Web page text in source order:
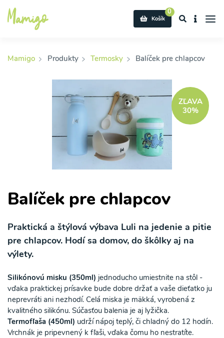
0
Košík
Mamigo Produkty Termosky Balíček pre chlapcov
Balíček pre chlapcov
Praktická a štýlová výbava Luli na jedenie a pitie
pre chlapcov. Hodí sa domov, do škôlky aj na
výlety.
Silikónovú misku (350ml) jednoducho umiestnite na stôl -
vďaka praktickej prísavke bude dobre držať a vaše dieťatko ju
neprevráti ani nezhodí. Celá miska je mäkká, vyrobená z
kvalitného silikónu. Súčasťou balenia je aj lyžička.
Termofľaša (450ml) udrží nápoj teplý, či chladný do 12 hodín.
Vrchnák je pripevnený k fľaši, vďaka čomu ho nestratíte.
ZĽAVA
30%